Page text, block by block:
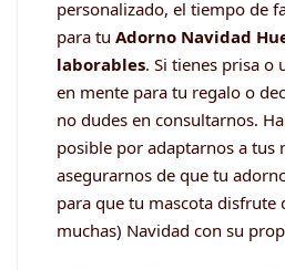
personalizado, el tiempo de
para tu Adorno Navidad
laborables. Si tienes prisa o
en mente para tu regalo o
no dudes en consultarnos.
posible por adaptarnos a tus
asegurarnos de que tu
para que tu mascota disfrute
muchas) Navidad con su